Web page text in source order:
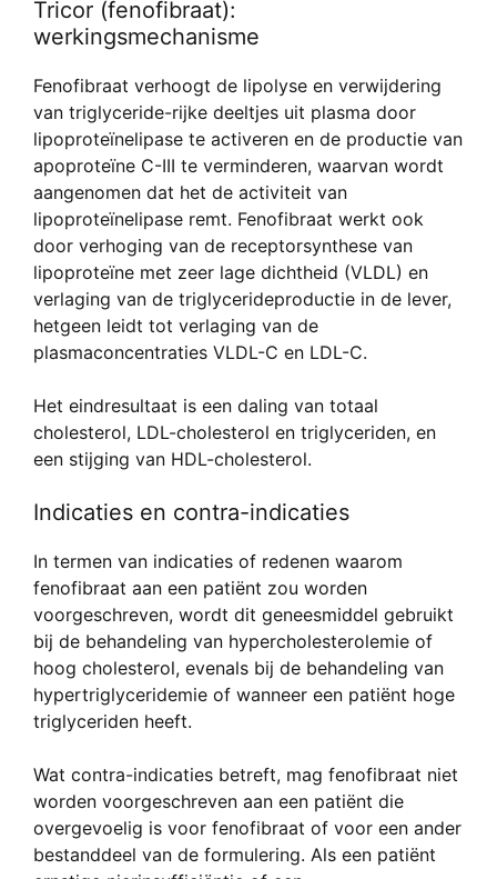
Tricor (fenofibraat):
werkingsmechanisme
Fenofibraat verhoogt de lipolyse en verwijdering
van triglyceride-rijke deeltjes uit plasma door
lipoproteïnelipase te activeren en de productie van
apoproteïne C-III te verminderen, waarvan wordt
aangenomen dat het de activiteit van
lipoproteïnelipase remt. Fenofibraat werkt ook
door verhoging van de receptorsynthese van
lipoproteïne met zeer lage dichtheid (VLDL) en
verlaging van de triglycerideproductie in de lever,
hetgeen leidt tot verlaging van de
plasmaconcentraties VLDL-C en LDL-C.
Het eindresultaat is een daling van totaal
cholesterol, LDL-cholesterol en triglyceriden, en
een stijging van HDL-cholesterol.
Indicaties en contra-indicaties
In termen van indicaties of redenen waarom
fenofibraat aan een patiënt zou worden
voorgeschreven, wordt dit geneesmiddel gebruikt
bij de behandeling van hypercholesterolemie of
hoog cholesterol, evenals bij de behandeling van
hypertriglyceridemie of wanneer een patiënt hoge
triglyceriden heeft.
Wat contra-indicaties betreft, mag fenofibraat niet
worden voorgeschreven aan een patiënt die
overgevoelig is voor fenofibraat of voor een ander
bestanddeel van de formulering. Als een patiënt